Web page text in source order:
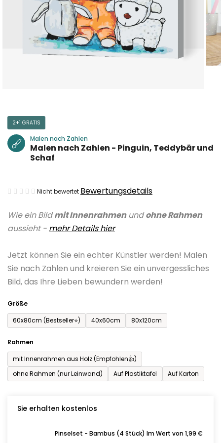
Wie ein Bildmit Innenrahmenundohne Rahmen
aussieht - mehr Details hier
Jetzt können Sie ein echter Künstler werden! Malen
Sie nach Zahlen und kreieren Sie ein unvergessliches
Bild, das Ihre Lieben bewundern werden!
Größe
60x80cm (Bestseller⭐)
40x60cm 80x120cm
Rahmen
mit Innenrahmen aus Holz (Empfohlen👍)
ohne Rahmen (nur Leinwand)
Auf Plastiktafel Auf Karton
Sie erhalten kostenlos
Pinselset - Bambus (4 Stück) Im Wert von 1,99 €
2+1 GRATIS
Malen nach Zahlen
Malen nach Zahlen - Pinguin, Teddybär und
Schaf
Die
Produktbewertung
ist
von
5
Sternen.
Nicht bewertet Bewertungsdetails